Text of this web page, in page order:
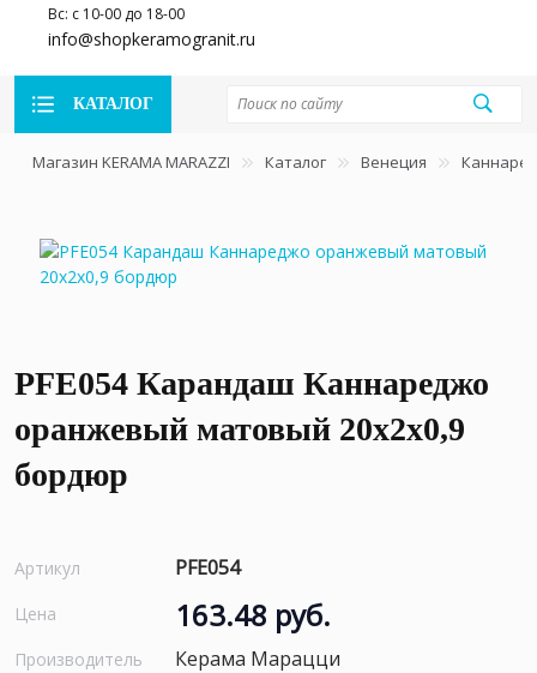
Вс: с 10-00 до 18-00
info@shopkeramogranit.ru
КАТАЛОГ
Магазин KERAMA MARAZZI Каталог Венеция
PFE054 Карандаш Каннареджо
оранжевый матовый 20x2x0,9
бордюр
Артикул PFE054
Цена 163.48 руб.
Производитель Керама Марацци